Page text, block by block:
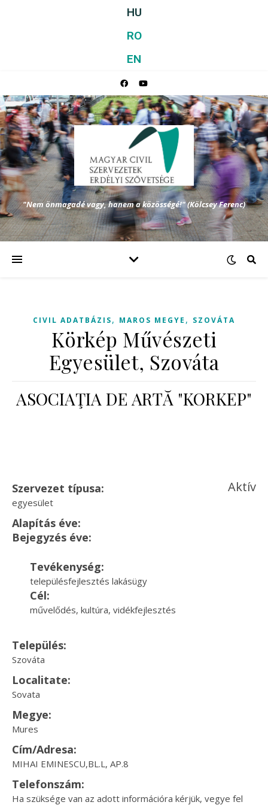
HU
RO
EN
"Nem önmagadé vagy, hanem a közösségé!" (Kölcsey Ferenc)
CIVIL ADATBÁZIS, MAROS MEGYE , SZOVÁTA
Körkép Művészeti
Egyesület, Szováta
ASOCIAŢIA DE ARTĂ "KORKEP"
Szervezet típusa:
egyesület
Aktív
Alapítás éve:
Bejegyzés éve:
Tevékenység:
településfejlesztés lakásügy
Cél:
művelődés, kultúra, vidékfejlesztés
Település:
Szováta
Localitate:
Sovata
Megye:
Mures
Cím/Adresa:
MIHAI EMINESCU,BL.L, AP.8
Telefonszám:
Ha szüksége van az adott információra kérjük, vegye fel